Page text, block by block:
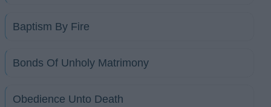
Baptism By Fire
Bonds Of Unholy Matrimony
Obedience Unto Death